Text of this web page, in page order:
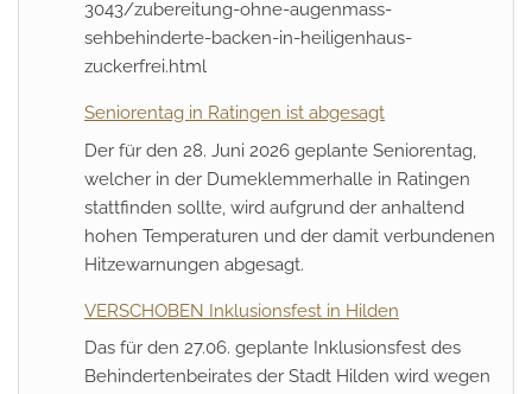
3043/zubereitung-ohne-augenmass-
sehbehinderte-backen-in-heiligenhaus-
zuckerfrei.html
Seniorentag in Ratingen ist abgesagt
Der für den 28. Juni 2026 geplante Seniorentag,
welcher in der Dumeklemmerhalle in Ratingen
stattfinden sollte, wird aufgrund der anhaltend
hohen Temperaturen und der damit verbundenen
Hitzewarnungen abgesagt.
VERSCHOBEN Inklusionsfest in Hilden
Das für den 27.06. geplante Inklusionsfest des
Behindertenbeirates der Stadt Hilden wird wegen